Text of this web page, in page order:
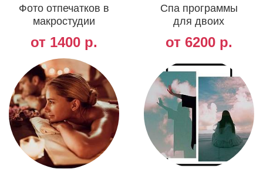
Фото отпечатков в
макростудии
от 1400 р.
Спа программы
для двоих
от 6200 р.